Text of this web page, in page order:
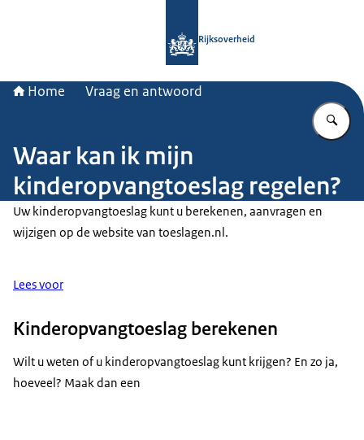
Rijksoverheid
Home Vraag en antwoord
Waar kan ik mijn
kinderopvangtoeslag regelen?
Uw kinderopvangtoeslag kunt u berekenen, aanvragen en
wijzigen op de website van toeslagen.nl.
Lees voor
Kinderopvangtoeslag berekenen
Wilt u weten of u kinderopvangtoeslag kunt krijgen? En zo ja,
hoeveel? Maak dan een